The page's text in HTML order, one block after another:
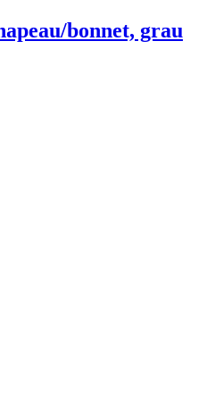
bonnet, grau